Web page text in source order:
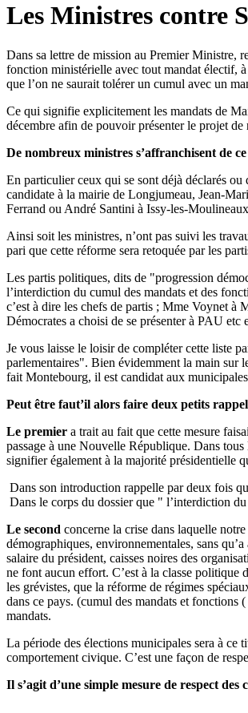
Les Ministres contre
Dans sa lettre de mission au Premier Ministre,
fonction ministérielle avec tout mandat électif,
que l’on ne saurait tolérer un cumul avec un
Ce qui signifie explicitement les mandats de
décembre afin de pouvoir présenter le projet
De nombreux ministres s’affranchisent de
En particulier ceux qui se sont déjà déclarés
candidate à la mairie de Longjumeau, Jean-
Ferrand ou André Santini à Issy-les-
Ainsi soit les ministres, n’ont pas suivi les
pari que cette réforme sera retoquée par les
Les partis politiques, dits de "progression
l’interdiction du cumul des mandats et des
c’est à dire les chefs de partis ; Mme Voynet à
Démocrates a choisi de se présenter à PAU etc
Je vous laisse le loisir de compléter cette liste
parlementaires". Bien évidemment la main sur
fait Montebourg, il est candidat aux
Peut être faut’il alors faire deux petits
Le premier a trait au fait que cette mesure
passage à une Nouvelle République. Dans
signifier également à la majorité présidentielle
Dans son introduction rappelle par deux fois
Dans le corps du dossier que " l’interdiction
Le second concerne la crise dans laquelle
démographiques, environnementales, sans
salaire du président, caisses noires des
ne font aucun effort. C’est à la classe politique
les grévistes, que la réforme de régimes
dans ce pays. (cumul des mandats et fonctions
mandats.
La période des élections municipales sera à ce
comportement civique. C’est une façon de
Il s’agit d’une simple mesure de respect